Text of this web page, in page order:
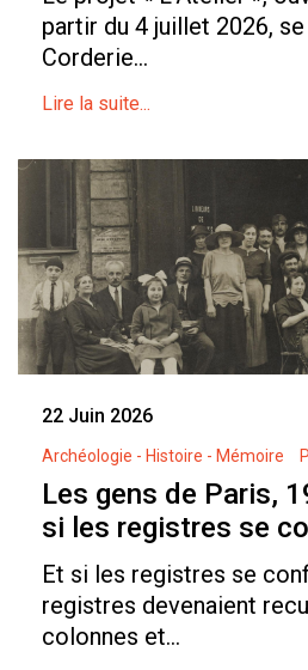
partir du 4 juillet 2026,
Corderie...
Lire la suite...
22 Juin 2026
Archéologie - Histoire - Mémoire
Les gens de Paris,
si les registres se
Et si les registres se
registres devenaient
colonnes et...